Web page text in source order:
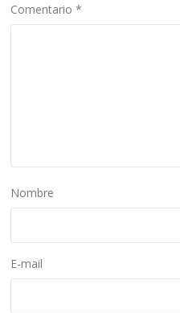
Comentario*
Nombre
E-mail